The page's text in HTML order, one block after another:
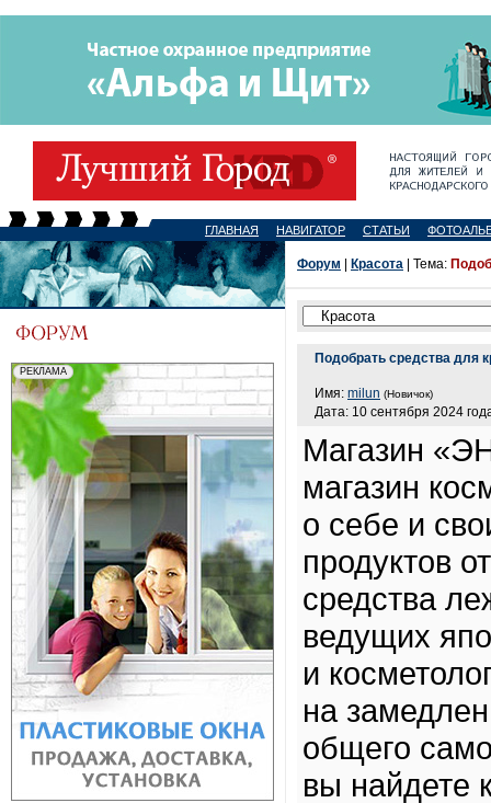
ГЛАВНАЯ НАВИГАТОР СТАТЬИ
Форум Красота | Тема:
Подобрать средства для
Имя: milun (Новичок)
Дата: 10 сентября 2024
Магазин
магазин
о себе и
продуктов
средства
ведущих
и
на
общего
вы найдете